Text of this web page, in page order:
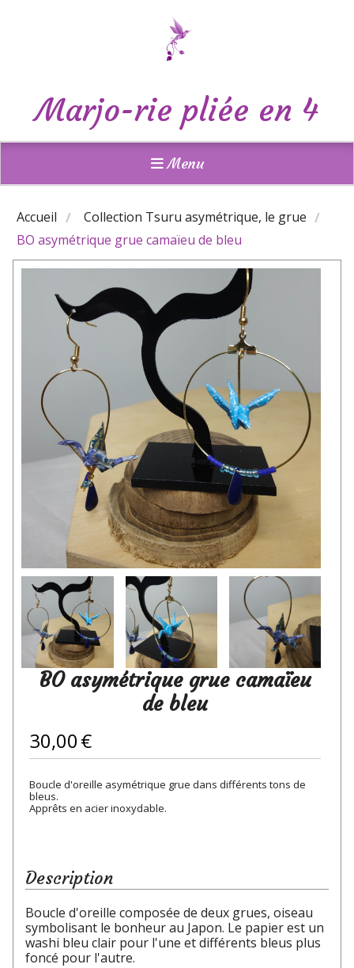
Marjo-rie pliée en 4
Menu
Accueil
Collection Tsuru asymétrique, le grue
BO asymétrique grue camaïeu de bleu
BO asymétrique grue camaïeu
de bleu
30,00€
Boucle d'oreille asymétrique grue dans différents tons de
bleus.
Apprêts en acier inoxydable.
Description
Boucle d'oreille composée de deux grues, oiseau
symbolisant le bonheur au Japon. Le papier est un
washi bleu clair pour l'une et différents bleus plus
foncé pour l'autre.